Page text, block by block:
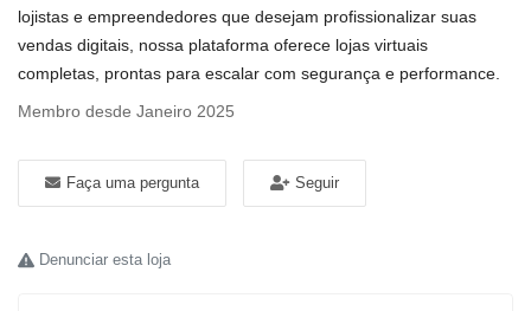
Conecte-se
Registro
lojistas e empreendedores que desejam profissionalizar suas
vendas digitais, nossa plataforma oferece lojas virtuais
completas, prontas para escalar com segurança e performance.
Membro desde Janeiro 2025
Faça uma pergunta Seguir
Denunciar esta loja